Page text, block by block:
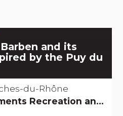
and its
by the Puy du
du-Rhône
and animal parks